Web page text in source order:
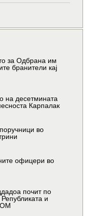
за Одбрана им
бранители кај
на десетмината
Карпалак
во
офицери во
почит по
и